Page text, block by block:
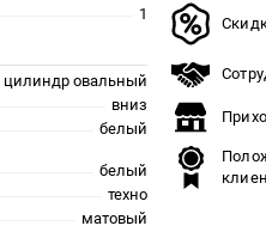
1
цилиндр овальный
вниз
белый
белый
техно
матовый